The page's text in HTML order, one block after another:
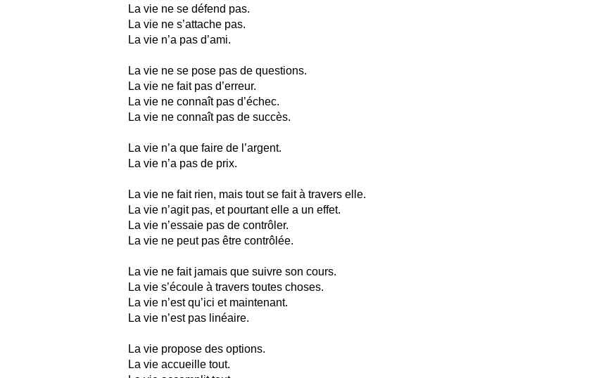
La vie ne se défend pas.
La vie ne s’attache pas.
La vie n’a pas d’ami.
La vie ne se pose pas de questions.
La vie ne fait pas d’erreur.
La vie ne connaît pas d’échec.
La vie ne connaît pas de succès.
La vie n’a que faire de l’argent.
La vie n’a pas de prix.
La vie ne fait rien, mais tout se fait à travers elle.
La vie n’agit pas, et pourtant elle a un effet.
La vie n’essaie pas de contrôler.
La vie ne peut pas être contrôlée.
La vie ne fait jamais que suivre son cours.
La vie s’écoule à travers toutes choses.
La vie n’est qu’ici et maintenant.
La vie n’est pas linéaire.
La vie propose des options.
La vie accueille tout.